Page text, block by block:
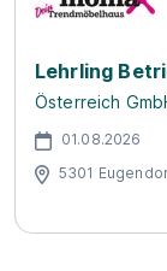
Lehrling
Österreich
01.08.2026
5301